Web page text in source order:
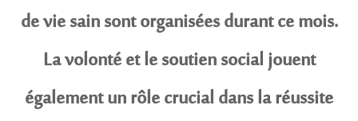
de vie sain sont organisées durant ce mois.
La volonté et le soutien social jouent
également un rôle crucial dans la réussite